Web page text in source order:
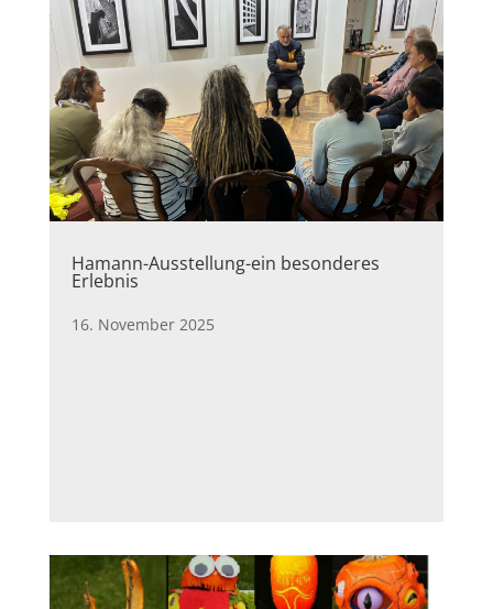
Hamann-Ausstellung-ein besonderes
Erlebnis
16. November 2025